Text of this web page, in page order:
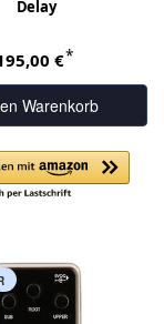
Delay
€*
Warenkorb